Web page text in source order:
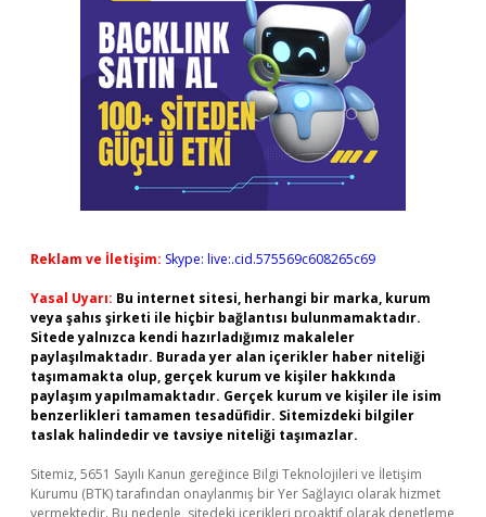
Reklam ve İletişim: Skype: live:.cid.575569c608265c69
Yasal Uyarı: Bu internet sitesi, herhangi bir marka, kurum
veya şahıs şirketi ile hiçbir bağlantısı bulunmamaktadır.
Sitede yalnızca kendi hazırladığımız makaleler
paylaşılmaktadır. Burada yer alan içerikler haber niteliği
taşımamakta olup, gerçek kurum ve kişiler hakkında
paylaşım yapılmamaktadır. Gerçek kurum ve kişiler ile isim
benzerlikleri tamamen tesadüfidir. Sitemizdeki bilgiler
taslak halindedir ve tavsiye niteliği taşımazlar.
Sitemiz, 5651 Sayılı Kanun gereğince Bilgi Teknolojileri ve İletişim
Kurumu (BTK) tarafından onaylanmış bir Yer Sağlayıcı olarak hizmet
vermektedir. Bu nedenle, sitedeki içerikleri proaktif olarak denetleme